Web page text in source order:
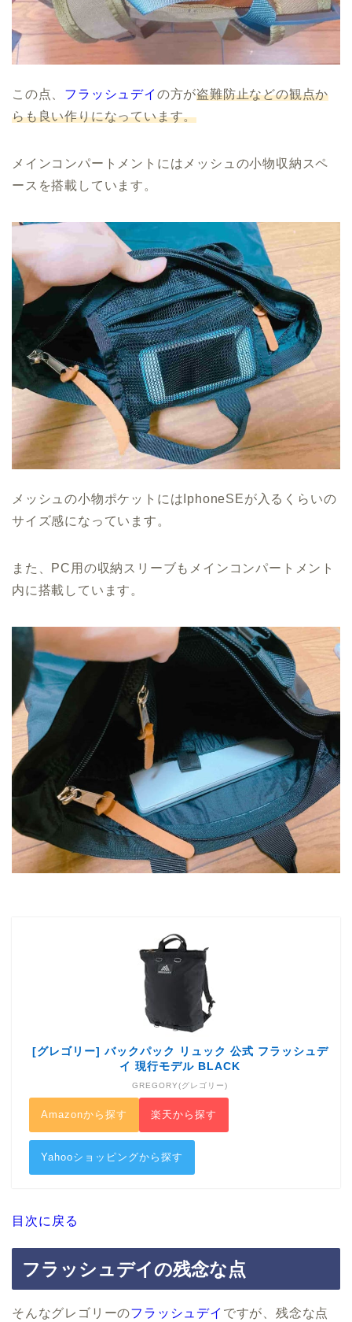
この点、 フラッシュデイ の方が盗難防止などの観点か
らも良い作りになっています。
メインコンパートメントにはメッシュの小物収納スペ
ースを搭載しています。
メッシュの小物ポケットにはIphoneSEが入るくらいの
サイズ感になっています。
また、PC用の収納スリーブもメインコンパートメント
内に搭載しています。
[グレゴリー] バックパック リュック 公式 フラッシュデ
イ 現行モデル BLACK
GREGORY(グレゴリー)
Amazonから探す 楽天から探す
Yahooショッピングから探す
目次に戻る
フラッシュデイの残念な点
そんなグレゴリーのフラッシュデイ ですが、残念な点